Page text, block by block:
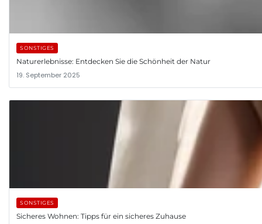
SONSTIGES
Naturerlebnisse: Entdecken Sie die Schönheit der Natur
19. September 2025
SONSTIGES
Sicheres Wohnen: Tipps für ein sicheres Zuhause